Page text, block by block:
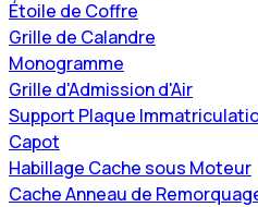
Étoile de Coffre
Grille de Calandre
Monogramme
Grille d'Admission d'Air
Support Plaque
Capot
Habillage Cache sous Moteur
Cache Anneau de